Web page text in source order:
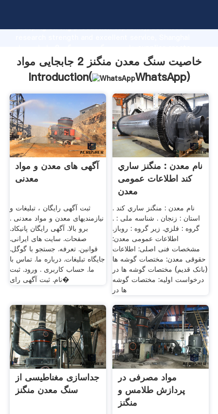
Grasping strong production capability, advanced
the value and bring values to all of customers.
خاصیت سنگ معدن منگنز 2 جابجایی مواد
Introduction(
WhatsApp)
آگهی های معدن و مواد
معدنی
ثبت آگهی رایگان ، تبلیغات و
نیازمندیهای معدن و مواد معدنی .
برو بالا. آگهی رایگان پانیکاد.
صفحات. سایت های ایرانی.
قوانین. تعرفه. جستجو با گوگل.
جایگاه تبلیغات. درباره ما. تماس با
ما. حساب کاربری . ورود. ثبت
نام. ثبت آگهی رای�
نام معدن : منگنز ساري
کند اطلاعات عمومی
معدن
نام معدن : منگنز ساري کند .
استان : زنجان . شناسه ملی : .
گروه : فلزي. زير گروه : روباز.
اطلاعات عمومی معدن:
مشخصات فنی اصلی: اطلاعات
حقوقی معدن: مختصات گوشه ها
(بانک قديم) مختصات گوشه ها در
درخواست اوليه: مختصات گوشه
ها در
جداسازی مغناطیسی از
سنگ معدن منگنز
مواد مصرفی در
پردازش طلامس و
منگنز